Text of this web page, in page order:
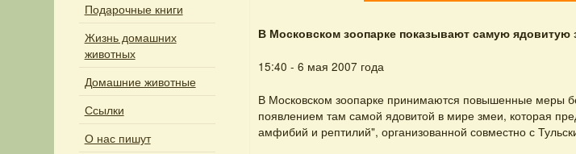
Подарочные книги
Жизнь домашних
животных
Домашние животные
Ссылки
О нас пишут
В Московском зоопарке показывают самую
15:40 - 6 мая 2007 года
В Московском зоопарке принимаются повышенные меры
появлением там самой ядовитой в мире змеи, которая
амфибий и рептилий", организованной совместно с